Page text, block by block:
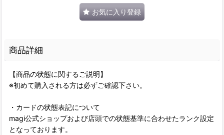
お気に入り登録
商品詳細
【商品の状態に関するご説明】
※初めて購入される方は必ずご確認下さい。
・カードの状態表記について
magi公式ショップおよび店頭での状態基準に合わせたランク設定
となっております。